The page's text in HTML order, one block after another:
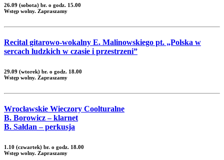
26.09 (sobota) br. o godz. 15.00
Wstęp wolny. Zapraszamy
Recital gitarowo-wokalny E. Malinowskiego pt. „Polska w
sercach ludzkich w czasie i przestrzeni”
29.09 (wtorek) br. o godz. 18.00
Wstęp wolny. Zapraszamy
Wrocławskie Wieczory Coolturalne
B. Borowicz – klarnet
B. Sałdan – perkusja
1.10 (czwartek) br. o godz. 18.00
Wstęp wolny. Zapraszamy